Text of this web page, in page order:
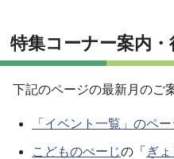
特集コーナー案内・
下記のページの最新月のご
「イベント一覧」のペー
こどものぺーじの「 ぎ